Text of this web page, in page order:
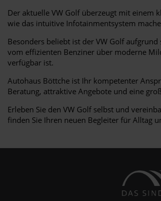
Der aktuelle VW Golf überzeugt mit einem
wie das intuitive Infotainmentsystem
Besonders beliebt ist der VW Golf
vom effizienten Benziner über moderne
verfügbar ist.
Autohaus Böttche ist Ihr kompetenter
Beratung, attraktive Angebote und eine
Erleben Sie den VW Golf selbst und
finden Sie Ihren neuen Begleiter für Alltag